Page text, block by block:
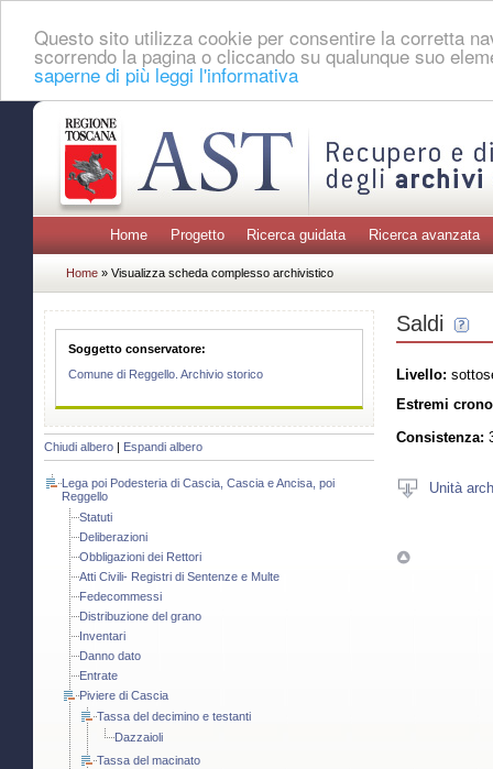
Questo sito utilizza cookie per consentire la corretta
scorrendo la pagina o cliccando su qualunque suo
saperne di più leggi l'informativa
Home Progetto Ricerca guidata Ricerca avanzata
Home » Visualizza scheda complesso archivistico
Soggetto conservatore:
Comune di Reggello. Archivio storico
Chiudi albero Espandi albero
Lega poi Podesteria di Cascia, Cascia e Ancisa, poi
Reggello
Statuti
Deliberazioni
Obbligazioni dei Rettori
Atti Civili- Registri di Sentenze e Multe
Fedecommessi
Distribuzione del grano
Inventari
Danno dato
Entrate
Piviere di Cascia
Tassa del decimino e testanti
Dazzaioli
Tassa del macinato
Saldi
Livello:
Estremi
Consistenza:
Unità